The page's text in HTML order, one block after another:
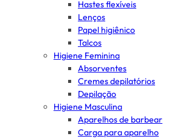
Hastes flexíveis
Lenços
Papel higiênico
Talcos
Higiene Feminina
Absorventes
Cremes depilatórios
Depilação
Higiene Masculina
Aparelhos de barbear
Carga para aparelho